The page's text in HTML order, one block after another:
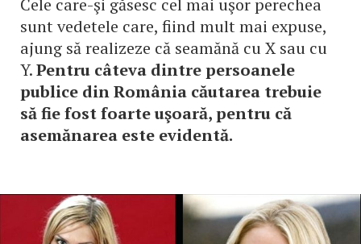
Cele care-şi găsesc cel mai uşor perechea
sunt vedetele care, fiind mult mai expuse,
ajung să realizeze că seamănă cu X sau cu
Y.Pentru câteva dintre persoanele
publice din România căutarea trebuie
să fie fost foarte uşoară, pentru că
asemănarea este evidentă.